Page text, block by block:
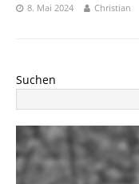
8. Mai 2024 Christian
Suchen